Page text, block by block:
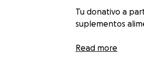
Tu donativo a
suplementos
Cada palabra de
Read more